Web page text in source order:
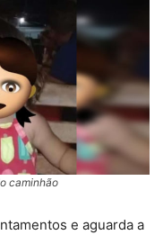
caminhão
e aguarda a